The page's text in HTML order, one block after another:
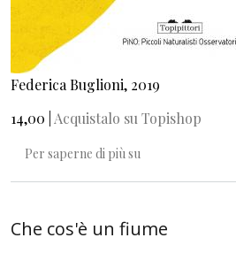
Federica Buglioni, 2019
14,00 | Acquistalo su Topishop
Per saperne di più su
Che cos'è un fiume